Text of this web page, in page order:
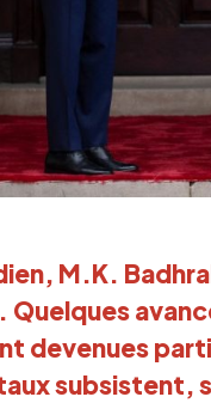
M.K.
Quelques
devenues
subsistent,